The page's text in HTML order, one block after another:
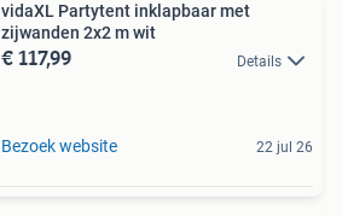
vidaXL Partytent inklapbaar met
zijwanden 2x2 m wit
€ 117,99 Details
Bezoek website 22 jul 26